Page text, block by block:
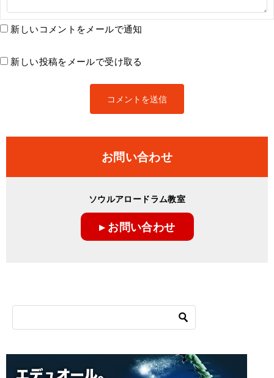
新しいコメントをメールで通知
新しい投稿をメールで受け取る
お問い合わせ
ソウルアロードラム教室
▸ お問い合わせ